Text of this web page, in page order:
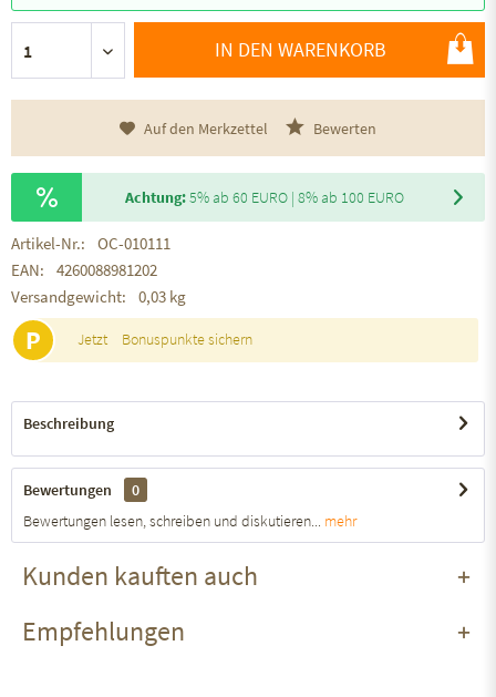
IN DEN WARENKORB
Auf den Merkzettel Bewerten
Achtung:5% ab 60 EURO | 8% ab 100 EURO
Artikel-Nr.:
OC-010111
EAN:
4260088981202
Versandgewicht:
0,03 kg
P Jetzt Bonuspunkte sichern
Beschreibung
Bewertungen
0
Bewertungen lesen, schreiben und diskutieren... mehr
Kunden kauften auch
Empfehlungen